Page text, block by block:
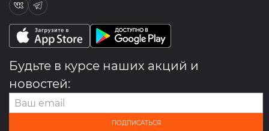
Будьте в курсе наших акций и
новостей:
ПОДПИСАТЬСЯ